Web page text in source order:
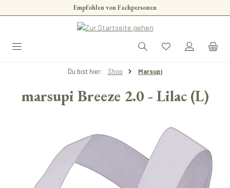
Zum Hauptinhalt springenEmpfohlen von Fachpersonen
Du bist hier: Shop Marsupi
marsupi Breeze 2.0 - Lilac (L)